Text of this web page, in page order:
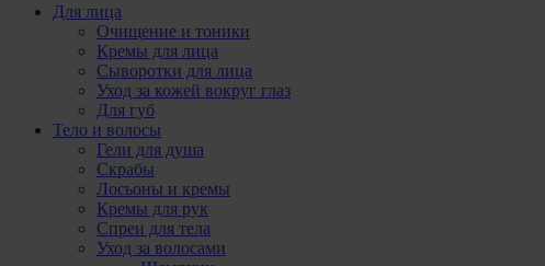
Для лица
Очищение и тоники
Кремы для лица
Сыворотки для лица
Уход за кожей вокруг глаз
Для губ
Тело и волосы
Гели для душа
Скрабы
Лосьоны и кремы
Кремы для рук
Спреи для тела
Уход за волосами